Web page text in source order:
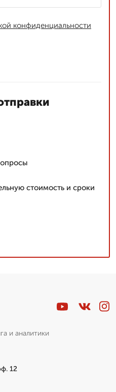
конфиденциальности
стоимость и сроки
и аналитики
12